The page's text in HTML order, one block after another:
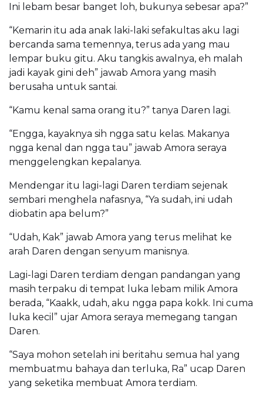
Ini lebam besar banget loh, bukunya sebesar apa?”
“Kemarin itu ada anak laki-laki sefakultas aku lagi
bercanda sama temennya, terus ada yang mau
lempar buku gitu. Aku tangkis awalnya, eh malah
jadi kayak gini deh” jawab Amora yang masih
berusaha untuk santai.
“Kamu kenal sama orang itu?” tanya Daren lagi.
“Engga, kayaknya sih ngga satu kelas. Makanya
ngga kenal dan ngga tau” jawab Amora seraya
menggelengkan kepalanya.
Mendengar itu lagi-lagi Daren terdiam sejenak
sembari menghela nafasnya, “Ya sudah, ini udah
diobatin apa belum?”
“Udah, Kak” jawab Amora yang terus melihat ke
arah Daren dengan senyum manisnya.
Lagi-lagi Daren terdiam dengan pandangan yang
masih terpaku di tempat luka lebam milik Amora
berada, “Kaakk, udah, aku ngga papa kokk. Ini cuma
luka kecil” ujar Amora seraya memegang tangan
Daren.
“Saya mohon setelah ini beritahu semua hal yang
membuatmu bahaya dan terluka, Ra” ucap Daren
yang seketika membuat Amora terdiam.